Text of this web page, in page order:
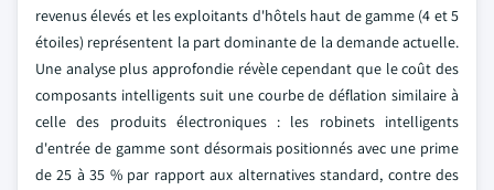
revenus élevés et les exploitants d'hôtels haut de gamme (4 et 5
étoiles) représentent la part dominante de la demande actuelle.
Une analyse plus approfondie révèle cependant que le coût des
composants intelligents suit une courbe de déflation similaire à
celle des produits électroniques : les robinets intelligents
d'entrée de gamme sont désormais positionnés avec une prime
de 25 à 35 % par rapport aux alternatives standard, contre des